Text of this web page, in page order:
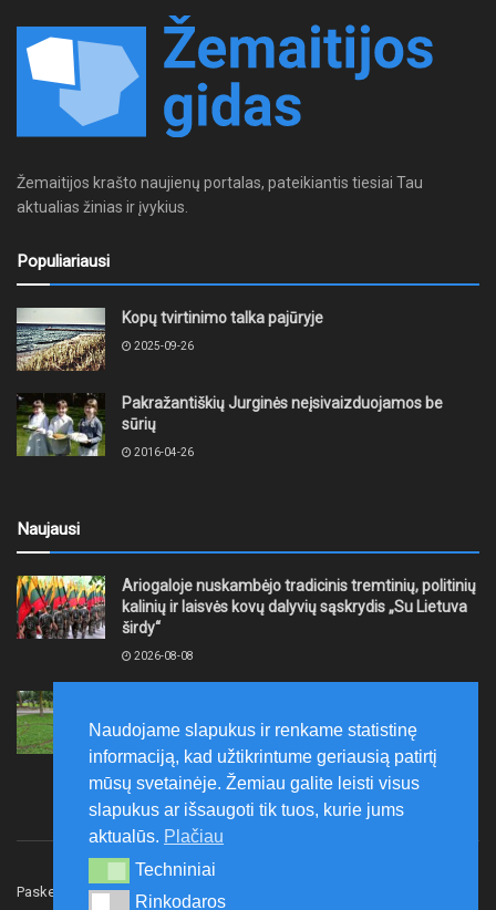
Žemaitijos krašto naujienų portalas, pateikiantis tiesiai Tau
aktualias žinias ir įvykius.
Populiariausi
Kopų tvirtinimo talka pajūryje
2025-09-26
Pakražantiškių Jurginės neįsivaizduojamos be
sūrių
2016-04-26
Naujausi
Ariogaloje nuskambėjo tradicinis tremtinių, politinių
kalinių ir laisvės kovų dalyvių sąskrydis „Su Lietuva
širdy“
2026-08-08
laikytis Kelių eismo taisyklių, tausoti aplinką
2026-08-08
Paskelbk naujieną Rašyti redakcijai
Naudojame slapukus ir renkame statistinę
informaciją, kad užtikrintume geriausią patirtį
mūsų svetainėje. Žemiau galite leisti visus
slapukus ar išsaugoti tik tuos, kurie jums
aktualūs. Plačiau
Techniniai
Techniniai
Rinkodaros
Rinkodaros